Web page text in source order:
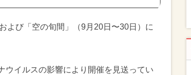
よび「空の旬間」（9月20日〜30日）に
ウイルスの影響により開催を見送ってい